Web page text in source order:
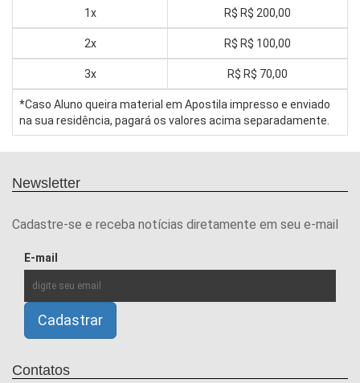
1x R$ R$ 200,00
2x R$ R$ 100,00
3x R$ R$ 70,00
*Caso Aluno queira material em Apostila impresso e enviado
na sua residência, pagará os valores acima separadamente.
Newsletter
Cadastre-se e receba notícias diretamente em seu e-mail
E-mail
Contatos